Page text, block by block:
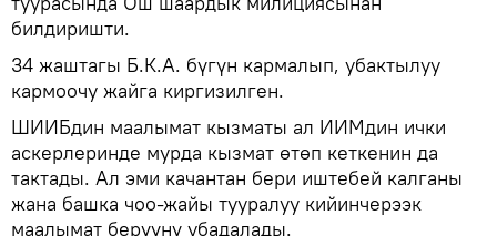
билдиришти.
34 жаштагы Б.К.А. бүгүн кармалып, убактылуу
кармоочу жайга киргизилген.
ШИИБдин маалымат кызматы ал ИИМдин ички
аскерлеринде мурда кызмат өтөп кеткенин да
тактады. Ал эми качантан бери иштебей калганы
жана башка чоо-жайы тууралуу кийинчерээк
маалымат берүүнү убадалады.